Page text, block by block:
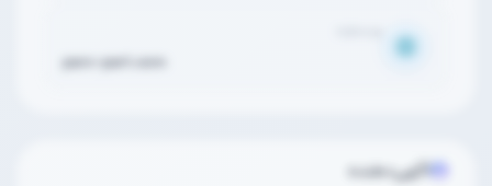
pars-part.com
آگهی‌دهنده